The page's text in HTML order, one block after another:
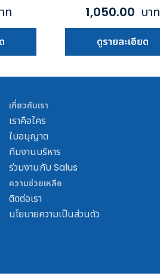
ท 1,050.00 บาท
ดูรายละเอียด
เกี่ยวกับเรา
เราคือใคร
ใบอนุญาต
ทีมงานบริหาร
ร่วมงานกับ Salus
ความช่วยเหลือ
ติดต่อเรา
นโยบายความเป็นส่วนตัว